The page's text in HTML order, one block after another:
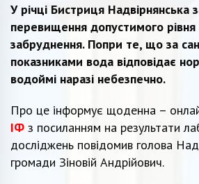
У річці Бистриця Надвірнянська
перевищення допустимого рівня
забруднення. Попри те, що за
показниками вода відповідає
водоймі наразі небезпечно.
Про це інформує щоденна –
ІФ з посиланням на результати
досліджень повідомив голова
громади Зіновій Андрійович.